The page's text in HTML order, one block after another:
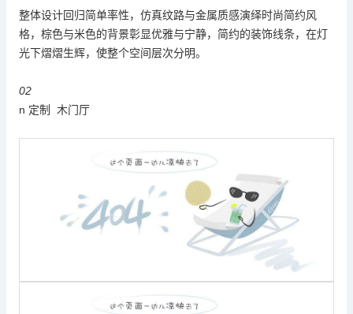
整体设计回归简单率性，仿真纹路与金属质感演绎时尚简约风
格，棕色与米色的背景彰显优雅与宁静，简约的装饰线条，在灯
光下熠熠生辉，使整个空间层次分明。
02
n 定制 木门厅